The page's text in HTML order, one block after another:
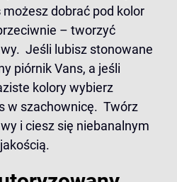
możesz dobrać pod kolor
– tworzyć
Jeśli lubisz stonowane
piórnik Vans, a jeśli
kolory wybierz
w szachownicę. Twórz
i ciesz się niebanalnym